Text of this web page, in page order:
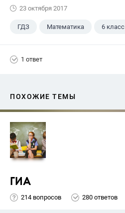
23 октября 2017
ГДЗ Математика 6 класс
1 ответ
ПОХОЖИЕ ТЕМЫ
ГИА
214 вопросов 280 ответов